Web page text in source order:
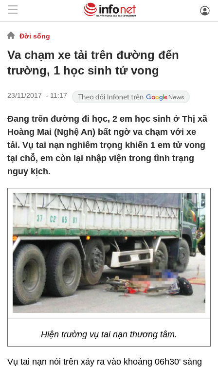
Đời sống
Va chạm xe tải trên đường đến
trường, 1 học sinh tử vong
23/11/2017 - 11:17
Đang trên đường đi học, 2 em học sinh ở Thị xã
Hoàng Mai (Nghệ An) bất ngờ va chạm với xe
tải. Vụ tai nạn nghiêm trọng khiến 1 em tử vong
tại chỗ, em còn lại nhập viện trong tình trạng
nguy kịch.
Hiện trường vụ tai nạn thương tâm.
Vụ tai nạn nói trên xảy ra vào khoảng 06h30' sáng